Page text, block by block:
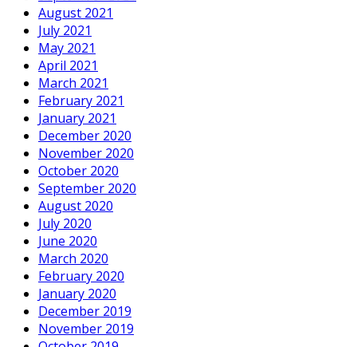
August 2021
July 2021
May 2021
April 2021
March 2021
February 2021
January 2021
December 2020
November 2020
October 2020
September 2020
August 2020
July 2020
June 2020
March 2020
February 2020
January 2020
December 2019
November 2019